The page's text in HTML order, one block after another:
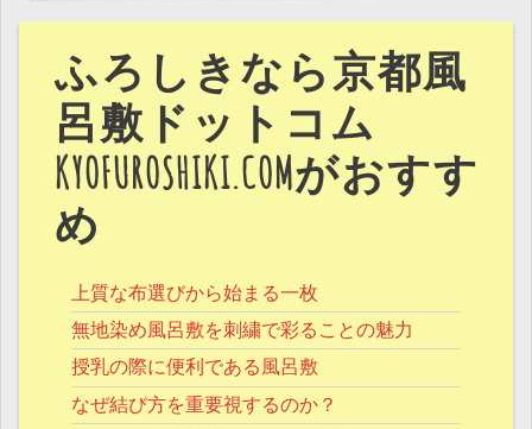
ふろしきなら京都風
呂敷ドットコム
KYOFUROSHIKI.COMがおすす
め
上質な布選びから始まる一枚
無地染め風呂敷を刺繍で彩ることの魅力
授乳の際に便利である風呂敷
なぜ結び方を重要視するのか？